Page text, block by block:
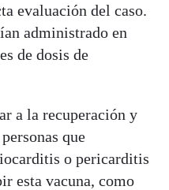
evaluación del caso.
administrado en
de dosis de
a la recuperación y
que
o pericarditis
esta vacuna, como